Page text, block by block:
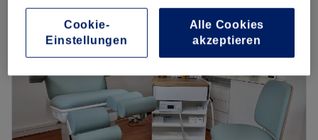
Mittwoch
10:00–20:30
Donnerstag
10:00–20:30
Freitag
10:00–20:30
Samstag
10:00–17:00
Sonntag
Geschlossen
Erlebe die fortschrittlichsten Kosmetik- und Anti-Aging-
Lösungen mit Chili-Cosmetics, deinem Experten für
Cookie-
Einstellungen
Alle Cookies
akzeptieren